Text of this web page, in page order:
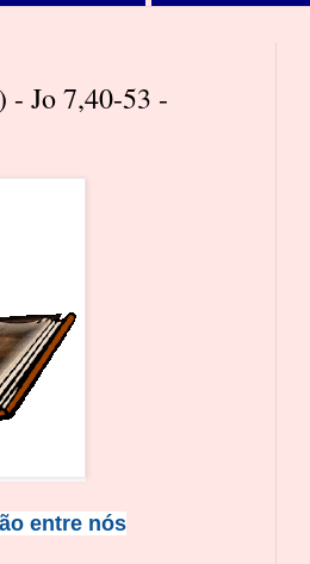
Jo 7,40-53 -
entre nós